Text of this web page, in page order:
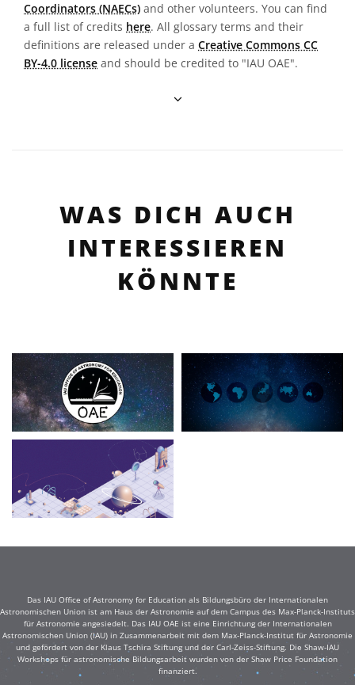
Coordinators (NAECs) and other volunteers. You can find
a full list of credits here. All glossary terms and their
definitions are released under a Creative Commons CC
BY-4.0 license and should be credited to "IAU OAE".
WAS DICH AUCH
INTERESSIEREN
KÖNNTE
Das IAU Office of Astronomy for Education als Bildungsbüro der Internationalen
Astronomischen Union ist am Haus der Astronomie auf dem Campus des Max-Planck-Instituts
für Astronomie angesiedelt. Das IAU OAE ist eine Einrichtung der Internationalen
Astronomischen Union (IAU) in Zusammenarbeit mit dem Max-Planck-Institut für Astronomie
und gefördert von der Klaus Tschira Stiftung und der Carl-Zeiss-Stiftung. Die Shaw-IAU
Workshops für astronomische Bildungsarbeit wurden von der Shaw Price Foundation
finanziert.